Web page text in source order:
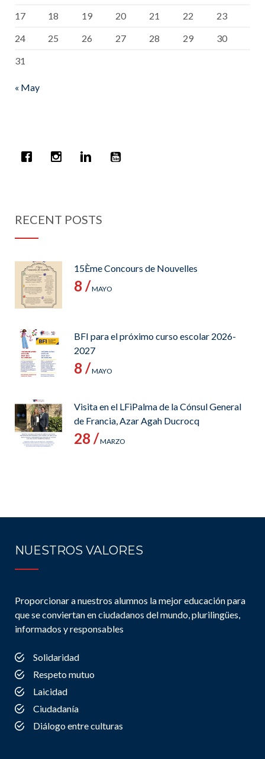
17 18 19 20 21 22
23
24
25 26 27 28 29
30
31
« May
RECENT POSTS
15Ème Concours de Nouvelles
8 /MAYO
BFI para el próximo curso escolar 2026-
2027
8 /MAYO
Visita en el LFiPalma de la Cónsul General
de Francia, Azar Agah Ducrocq
28 /MARZO
NUESTROS VALORES
Proporcionar a nuestros alumnos la mejor educación para
que se conviertan en ciudadanos del mundo, plurilingües,
informados y responsables
Solidaridad
Respeto mutuo
Laicidad
Ciudadanía
Diálogo entre culturas